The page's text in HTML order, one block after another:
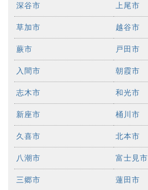
深谷市 上尾市
草加市 越谷市
蕨市 戸田市
入間市 朝霞市
志木市 和光市
新座市 桶川市
久喜市 北本市
八潮市 富士見市
三郷市 蓮田市